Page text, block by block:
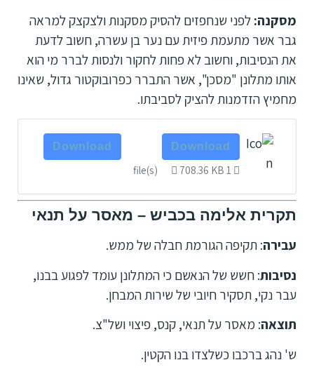
מסקנה:לפני שנחפזים להסיק מסקנות ולצקצק למראה
גבר אשר מתעמת פיזית עם נער בן עשרה, חשוב לדעת
את הנסיבות, וחשוב לא פחות לחקור ולנסות לברר מי הוא
אותו מתלונן "מסכן", אשר התברר כפרובוקטור גדול, שאינו
מחמיץ הזדמנות להציק לסביבתו.
Download
708.36 KB
Download
תקרית אלימה בכביש – מאסר על תנאי
עבירה: תקיפה הגורמת חבלה של ממש.
נסיבות: חשש של הנאשם כי המתלונן עומד לפגוע בבנו,
עבר נקי, תסקיר חיובי של שירות המבחן.
תוצאה: מאסר על תנאי, קנס, פיצוי ושל"צ.
ש' נהג ברכבו כשלצדו בנו הקטין.